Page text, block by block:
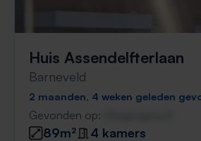
Huis Assendelfterlaan
Barneveld
2 maanden, 4 weken geleden
Gevonden op:
89m²
4 kamers